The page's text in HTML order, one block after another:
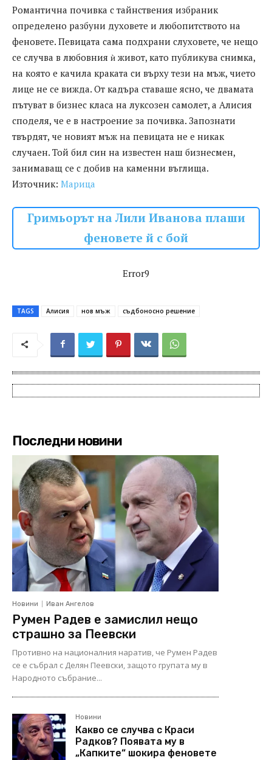
Романтична почивка с тайнствения избраник
определено разбуни духовете и любопитството на
феновете. Певицата сама подхрани слуховете, че нещо
се случва в любовния ѝ живот, като публикува снимка,
на която е качила краката си върху тези на мъж, чието
лице не се вижда. От кадъра ставаше ясно, че двамата
пътуват в бизнес класа на луксозен самолет, а Алисия
споделя, че е в настроение за почивка. Запознати
твърдят, че новият мъж на певицата не е никак
случаен. Той бил син на известен наш бизнесмен,
занимаващ се с добив на каменни въглища.
Източник: Марица
Гримьорът на Лили Иванова плаши
феновете й с бой
Error9
TAGS Алисия нов мъж съдбоносно решение
Последни новини
Новини Иван Ангелов
Румен Радев е замислил нещо
страшно за Пеевски
Противно на националния наратив, че Румен Радев
се е събрал с Делян Пеевски, защото групата му в
Народното събрание...
Новини
Какво се случва с Краси
Радков? Появата му в
„Капките“ шокира феновете